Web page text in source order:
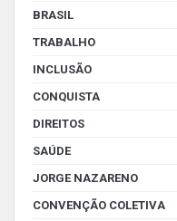
BRASIL
TRABALHO
INCLUSÃO
CONQUISTA
DIREITOS
SAÚDE
JORGE NAZARENO
CONVENÇÃO COLETIVA